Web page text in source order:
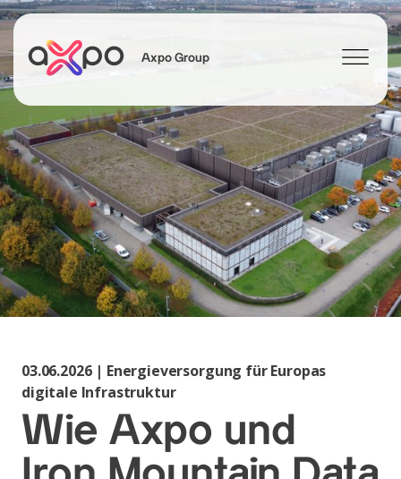
Axpo Group
Suchen
03.06.2026 | Energieversorgung für Europas
digitale Infrastruktur
Wie Axpo und